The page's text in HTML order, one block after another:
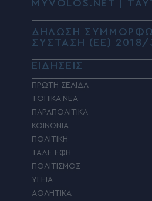
MYVOLOS.NET |
ΔΗΛΩΣΗ
ΣΥΣΤΑΣΗ (ΕΕ) 2018/
ΕΙΔΗΣΕΙΣ
ΠΡΩΤΗ ΣΕΛΙΔΑ
ΤΟΠΙΚΑ ΝΕΑ
ΠΑΡΑΠΟΛΙΤΙΚΑ
ΚΟΙΝΩΝΙΑ
ΠΟΛΙΤΙΚΗ
ΤΑΔΕ ΕΦΗ
ΠΟΛΙΤΙΣΜΟΣ
ΥΓΕΙΑ
ΑΘΛΗΤΙΚΑ